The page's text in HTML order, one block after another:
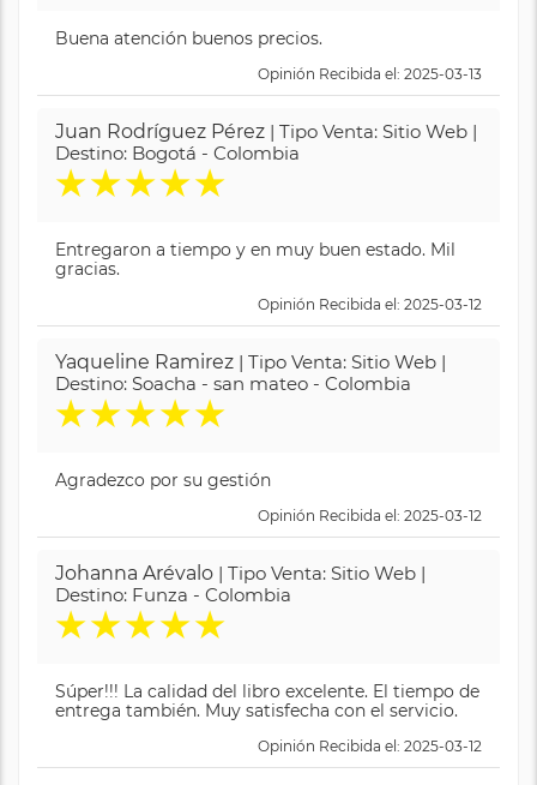
Buena atención buenos precios.
Opinión Recibida el: 2025-03-13
Juan Rodríguez Pérez | Tipo Venta: Sitio Web |
Destino: Bogotá - Colombia
★★★★★
Entregaron a tiempo y en muy buen estado. Mil
gracias.
Opinión Recibida el: 2025-03-12
Yaqueline Ramirez | Tipo Venta: Sitio Web |
Destino: Soacha - san mateo - Colombia
★★★★★
Agradezco por su gestión
Opinión Recibida el: 2025-03-12
Johanna Arévalo | Tipo Venta: Sitio Web |
Destino: Funza - Colombia
★★★★★
Súper!!! La calidad del libro excelente. El tiempo de
entrega también. Muy satisfecha con el servicio.
Opinión Recibida el: 2025-03-12